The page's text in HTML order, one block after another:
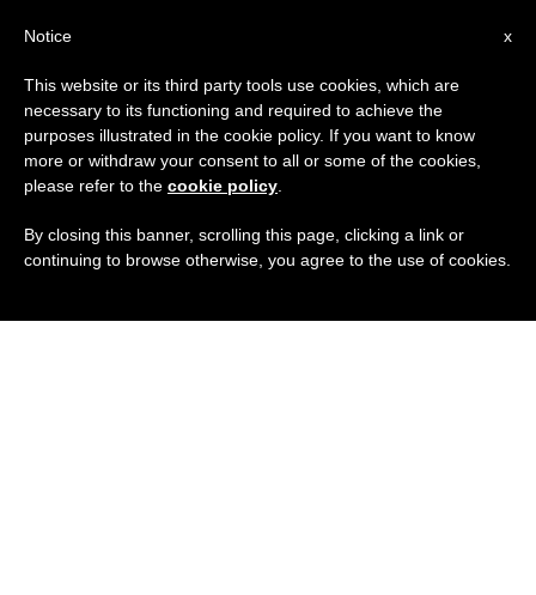
x
Notice
This website or its third party tools use cookies, which are
necessary to its functioning and required to achieve the
purposes illustrated in the cookie policy. If you want to know
more or withdraw your consent to all or some of the cookies,
please refer to the cookie policy
By closing this banner, scrolling this page, clicking a link or
continuing to browse otherwise, you agree to the use of cookies.